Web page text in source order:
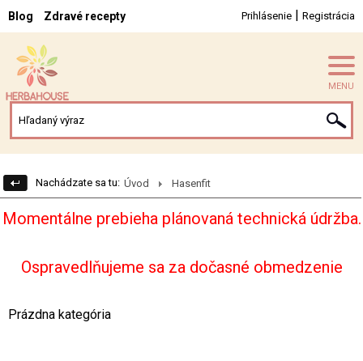
Blog Zdravé recepty Prihlásenie | Registrácia
MENU
Nachádzate sa tu: Úvod Hasenfit
Momentálne prebieha plánovaná technická údržba.
Ospravedlňujeme sa za dočasné obmedzenie
Prázdna kategória